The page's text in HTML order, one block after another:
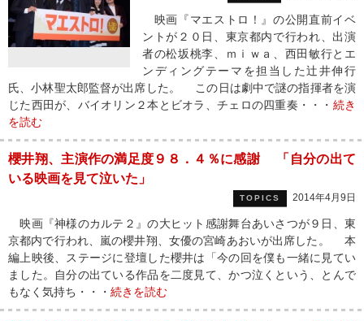
映画『マエストロ！』の公開直前イベ
ントが２０日、東京都内で行われ、出演
者の松坂桃李、ｍｉｗａ、西田敏行とエ
ンディングテーマを担当した辻井伸行
氏、小林聖太郎監督が出席した。 この日は劇中で謎の指揮者を演
じた西田が、バイオリン２本とビオラ、チェロの四重奏・・・ 続き
を読む
櫻井翔、主演作の満足度９８．４％に感謝 「自分の出て
いる映画を見て泣いた」
TOPICS 2014年4月9日
映画『神様のカルテ２』の大ヒット感謝舞台あいさつが９日、東
京都内で行われ、嵐の櫻井翔、女優の宮崎あおいが出席した。 本
編上映後、ステージに登壇した櫻井は「今の回を僕も一緒に見てい
ました。自分の出ている作品を二度見て、かつ泣くという、とんで
もなく気持ち・・・ 続きを読む